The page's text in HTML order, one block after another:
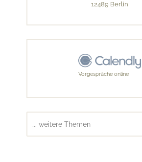
12489 Berlin
Vorgespräche online